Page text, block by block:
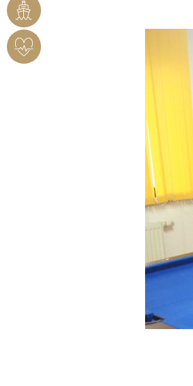
RHEINHAFEN
HERZSICHERES
BENDORF